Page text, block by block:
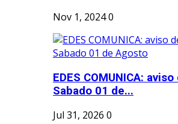
Nov 1, 20240
EDES COMUNICA:
Sabado 01 de...
Jul 31, 2026 0